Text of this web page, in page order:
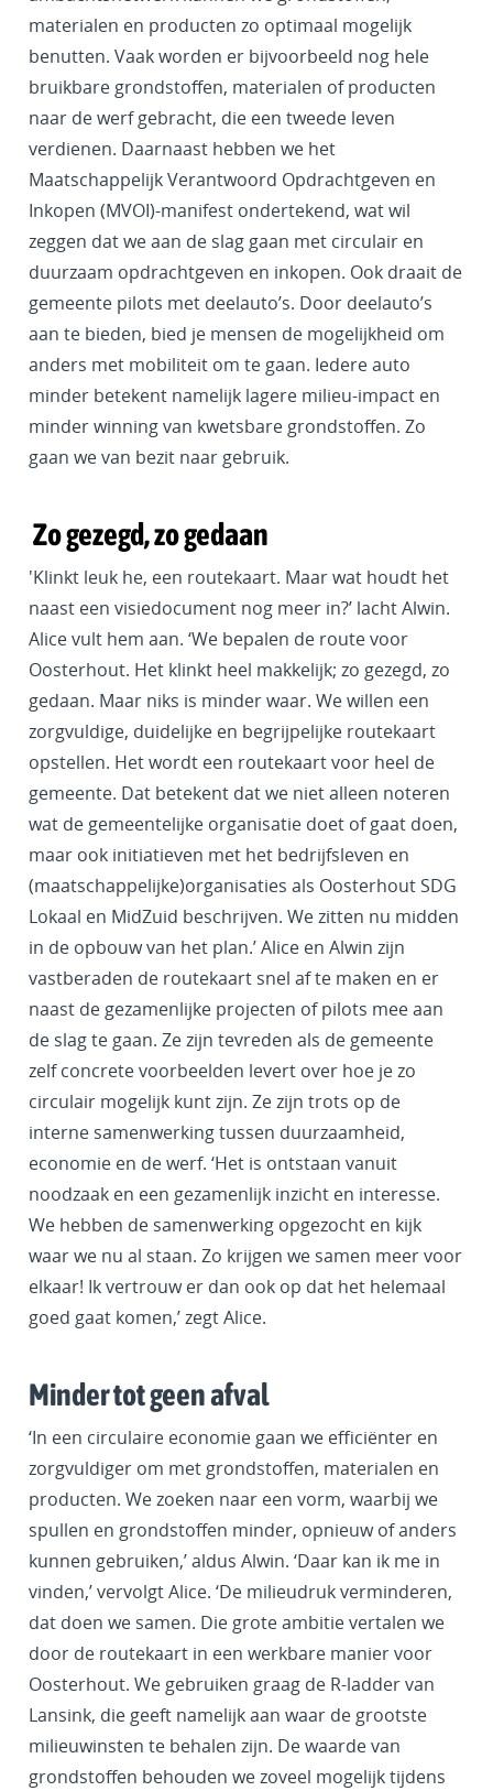
materialen en producten zo optimaal mogelijk
benutten. Vaak worden er bijvoorbeeld nog hele
bruikbare grondstoffen, materialen of producten
naar de werf gebracht, die een tweede leven
verdienen. Daarnaast hebben we het
Maatschappelijk Verantwoord Opdrachtgeven en
Inkopen (MVOI)-manifest ondertekend, wat wil
zeggen dat we aan de slag gaan met circulair en
duurzaam opdrachtgeven en inkopen. Ook draait de
gemeente pilots met deelauto’s. Door deelauto’s
aan te bieden, bied je mensen de mogelijkheid om
anders met mobiliteit om te gaan. Iedere auto
minder betekent namelijk lagere milieu-impact en
minder winning van kwetsbare grondstoffen. Zo
gaan we van bezit naar gebruik.
Zo gezegd, zo gedaan
'Klinkt leuk he, een routekaart. Maar wat houdt het
naast een visiedocument nog meer in?’ lacht Alwin.
Alice vult hem aan. ‘We bepalen de route voor
Oosterhout. Het klinkt heel makkelijk; zo gezegd, zo
gedaan. Maar niks is minder waar. We willen een
zorgvuldige, duidelijke en begrijpelijke routekaart
opstellen. Het wordt een routekaart voor heel de
gemeente. Dat betekent dat we niet alleen noteren
wat de gemeentelijke organisatie doet of gaat doen,
maar ook initiatieven met het bedrijfsleven en
(maatschappelijke)organisaties als Oosterhout SDG
Lokaal en MidZuid beschrijven. We zitten nu midden
in de opbouw van het plan.’ Alice en Alwin zijn
vastberaden de routekaart snel af te maken en er
naast de gezamenlijke projecten of pilots mee aan
de slag te gaan. Ze zijn tevreden als de gemeente
zelf concrete voorbeelden levert over hoe je zo
circulair mogelijk kunt zijn. Ze zijn trots op de
interne samenwerking tussen duurzaamheid,
economie en de werf. ‘Het is ontstaan vanuit
noodzaak en een gezamenlijk inzicht en interesse.
We hebben de samenwerking opgezocht en kijk
waar we nu al staan. Zo krijgen we samen meer voor
elkaar! Ik vertrouw er dan ook op dat het helemaal
goed gaat komen,’ zegt Alice.
Minder tot geen afval
‘In een circulaire economie gaan we efficiënter en
zorgvuldiger om met grondstoffen, materialen en
producten. We zoeken naar een vorm, waarbij we
spullen en grondstoffen minder, opnieuw of anders
kunnen gebruiken,’ aldus Alwin. ‘Daar kan ik me in
vinden,’ vervolgt Alice. ‘De milieudruk verminderen,
dat doen we samen. Die grote ambitie vertalen we
door de routekaart in een werkbare manier voor
Oosterhout. We gebruiken graag de R-ladder van
Lansink, die geeft namelijk aan waar de grootste
milieuwinsten te behalen zijn. De waarde van
grondstoffen behouden we zoveel mogelijk tijdens